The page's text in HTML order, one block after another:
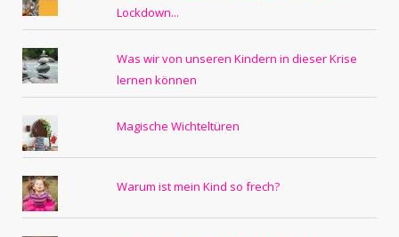
Lockdown...
Was wir von unseren Kindern in dieser Krise
lernen können
Magische Wichteltüren
Warum ist mein Kind so frech?